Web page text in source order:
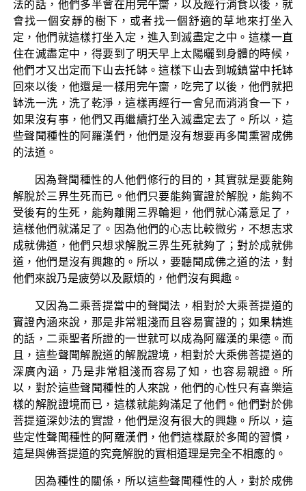
法的話，他們多半會在用完午齋，以及經行消食以後，就
會找一個安靜的樹下，或者找一個舒適的草地來打坐入
定，他們就這樣打坐入定，進入到滅盡定之中。這樣一直
住在滅盡定中，得要到了明天早上太陽曬到身體的時候，
他們才又出定而下山去托缽。這樣下山去到城鎮當中托缽
回來以後，他還是一樣用完午齋，吃完了以後，他們就把
缽洗一洗，洗了乾淨，這樣再經行一會兒而消消食一下，
如果沒有事，他們又再繼續打坐入滅盡定去了。所以，這
些聲聞種性的阿羅漢們，他們是沒有想要再多聞熏習成佛
的法道。
因為聲聞種性的人他們修行的目的，其實就是要能夠
解脫於三界生死而已。他們只要能夠實證於解脫，能夠不
受後有的生死，能夠離開三界輪迴，他們就心滿意足了，
這樣他們就滿足了。因為他們的心志比較微劣，不想志求
成就佛道，他們只想求解脫三界生死就夠了；對於成就佛
道，他們是沒有興趣的。所以，要聽聞成佛之道的法，對
他們來說乃是疲勞以及厭煩的，他們沒有興趣。
又因為二乘菩提當中的聲聞法，相對於大乘菩提道的
實證內涵來說，那是非常粗淺而且容易實證的；如果精進
的話，二乘聖者所證的一世就可以成為阿羅漢的果德。而
且，這些聲聞解脫道的解脫證境，相對於大乘佛菩提道的
深廣內涵，乃是非常粗淺而容易了知，也容易親證。所
以，對於這些聲聞種性的人來說，他們的心性只有喜樂這
樣的解脫證境而已，這樣就能夠滿足了他們。他們對於佛
菩提道深妙法的實證，他們是沒有很大的興趣。所以，這
些定性聲聞種性的阿羅漢們，他們這樣厭於多聞的習慣，
這是與佛菩提道的究竟解脫的實相道理是完全不相應的。
因為種性的關係，所以這些聲聞種性的人，對於成佛